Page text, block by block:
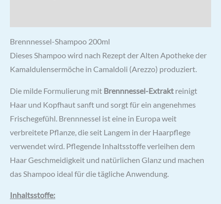
Brennnessel-Shampoo 200ml
Dieses Shampoo wird nach Rezept der Alten Apotheke der
Kamaldulensermöche in Camaldoli (Arezzo) produziert.
Die milde Formulierung mit Brennnessel-Extrakt reinigt
Haar und Kopfhaut sanft und sorgt für ein angenehmes
Frischegefühl. Brennnessel ist eine in Europa weit
verbreitete Pflanze, die seit Langem in der Haarpflege
verwendet wird. Pflegende Inhaltsstoffe verleihen dem
Haar Geschmeidigkeit und natürlichen Glanz und machen
das Shampoo ideal für die tägliche Anwendung.
Inhaltsstoffe: